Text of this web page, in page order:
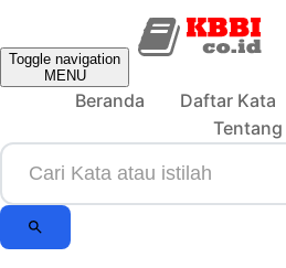
Toggle navigation
MENU
Beranda Daftar Kata
Tentang